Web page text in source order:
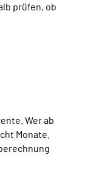
prüfen, ob
Wer ab
Monate.